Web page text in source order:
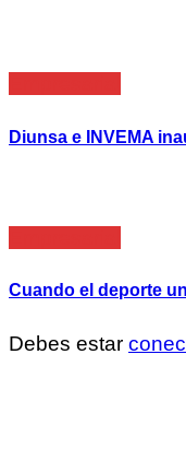
Diunsa e INVEMA
Cuando el deporte
Debes estar